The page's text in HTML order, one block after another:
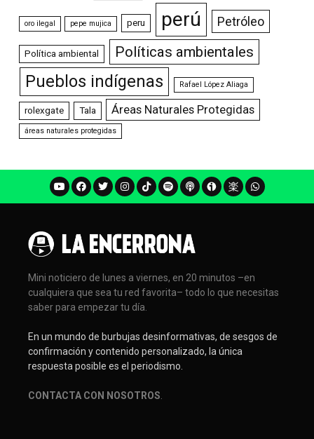
oro ilegal pepe mujica peru perú Petróleo
Política ambiental Políticas ambientales
Pueblos indígenas Rafael López Aliaga
rolexgate Tala Áreas Naturales Protegidas
áreas naturales protegidas
Mini noticiero de lunes a viernes, en 20 minutos –en
cualquiera que sea tu red favorita– todo lo que necesitas
saber para empezar tu día.
En un mundo de burbujas desinformativas, de sesgos de
confirmación y contenido personalizado, la única
respuesta posible es el periodismo.
CONTACTA CON NOSOTROS.